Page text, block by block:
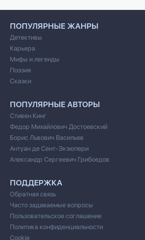
ПОПУЛЯРНЫЕ ЖАНРЫ
Детективы
Карьера
Мифы и легенды
Поэзия
Сказки
ПОПУЛЯРНЫЕ АВТОРЫ
Стивен Кинг
Федор Михайлович Достоевский
Борис Львович Васильев
Антуан де Сент-Экзюпери
Александр Сергеевич Грибоедов
ПОДДЕРЖКА
Обратная связь
Часто задаваемые вопросы
Пользовательское соглашение
Политика конфиденциальности
Cookie